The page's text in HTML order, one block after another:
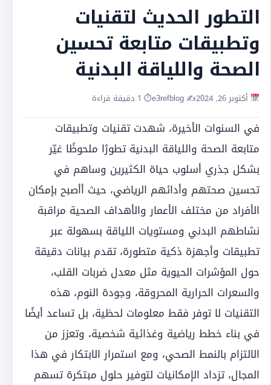
التطور الحديث لتقنيات
وتطبيقات متابعة تحسين
الصحة واللياقة البدنية
أكتوبر 26, 2024 ✍️ e3refblog ⏱ 1 دقيقة قراءة
في السنوات الأخيرة، شهدت تقنيات وتطبيقات
متابعة الصحة واللياقة البدنية تطورًا ملحوظًا غيّر
بشكل جذري أسلوب حياة الكثيرين وساهم في
تحسين صحتهم وأدائهم الرياضي، حيث أأصبح بإمكان
الأفراد من مختلف الأعمار والأهداف الصحية مراقبة
نشاطهم البدني ومستويات اللياقة بسهولة عبر
تطبيقات وأجهزة ذكية متطورة، تقدم بيانات دقيقة
حول المؤشرات الحيوية مثل معدل ضربات القلب،
والسعرات الحرارية المحروقة، وجودة النوم، هذه
التقنيات لا توفر فقط معلومات لحظية، بل تساعد أيضًا
في بناء خطط رياضية وغذائية شخصية، وتعزز من
الالتزام بالنمط الصحي، ومع استمرار الابتكار في هذا
المجال، تزداد الإمكانيات لتوفير حلول مبتكرة تسهم